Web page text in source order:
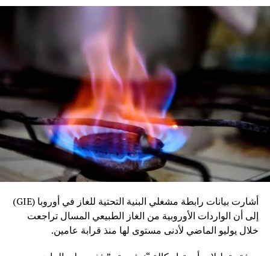
أشارت بيانات رابطة مشغلي البنية التحتية للغاز في أوروبا (GIE)
إلى أن الواردات الأوروبية من الغاز الطبيعي المسال تراجعت
خلال يوليو الماضي لأدنى مستوى لها منذ قرابة عامين.